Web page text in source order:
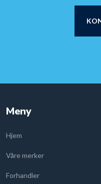
Meny
Hjem
Våre merker
Forhandler